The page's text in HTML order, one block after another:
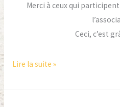
Merci à ceux qui
Ceci, c’est
Lire la suite »